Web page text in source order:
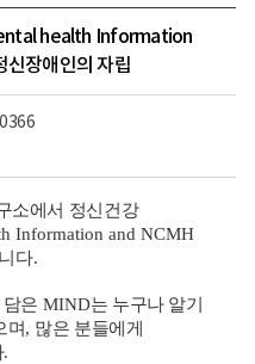
health Information
장애인의 자립
소에서 정신건강
Information and NCMH
다.
은 MIND는 누구나 알기
며, 많은 분들에게
.